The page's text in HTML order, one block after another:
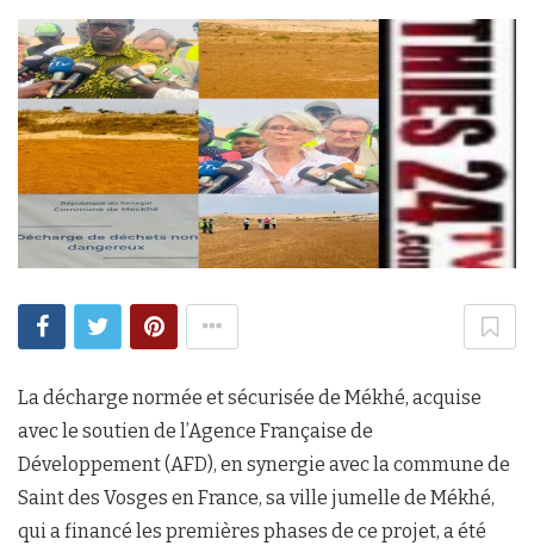
La décharge normée et sécurisée de Mékhé, acquise
avec le soutien de l’Agence Française de
Développement (AFD), en synergie avec la commune de
Saint des Vosges en France, sa ville jumelle de Mékhé,
qui a financé les premières phases de ce projet, a été